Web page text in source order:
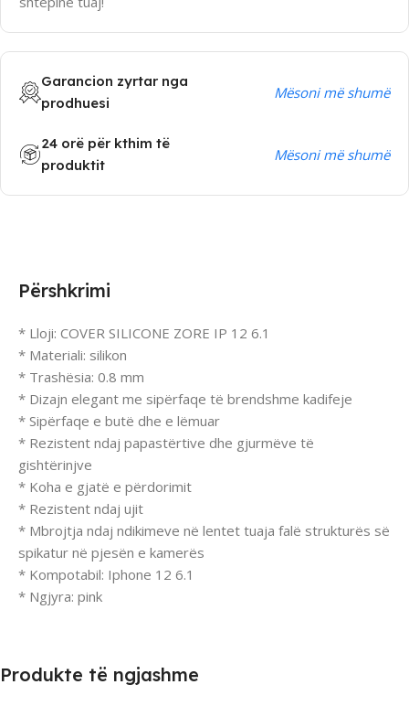
Garancion zyrtar nga
prodhuesi
Mësoni më shumë
24 orë për kthim të
produktit
Mësoni më shumë
Përshkrimi
* Lloji: COVER SILICONE ZORE IP 12 6.1
* Materiali: silikon
* Trashësia: 0.8 mm
* Dizajn elegant me sipërfaqe të brendshme kadifeje
* Sipërfaqe e butë dhe e lëmuar
* Rezistent ndaj papastërtive dhe gjurmëve të
gishtërinjve
* Koha e gjatë e përdorimit
* Rezistent ndaj ujit
* Mbrojtja ndaj ndikimeve në lentet tuaja falë strukturës së
spikatur në pjesën e kamerës
* Kompotabil: Iphone 12 6.1
* Ngjyra: pink
Produkte të ngjashme